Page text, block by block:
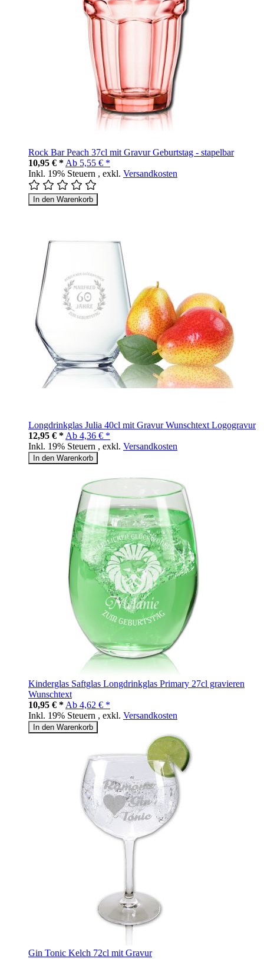
Rock Bar Peach 37cl mit Gravur Geburtstag - stapelbar
10,95 € * Ab 5,55 € *
Inkl. 19% Steuern , exkl. Versandkosten
In den Warenkorb
Longdrinkglas Julia 40cl mit Gravur Wunschtext Logogravur
12,95 € * Ab 4,36 € *
Inkl. 19% Steuern , exkl. Versandkosten
In den Warenkorb
Kinderglas Saftglas Longdrinkglas Primary 27cl gravieren
Wunschtext
10,95 € * Ab 4,62 € *
Inkl. 19% Steuern , exkl. Versandkosten
In den Warenkorb
Gin Tonic Kelch 72cl mit Gravur